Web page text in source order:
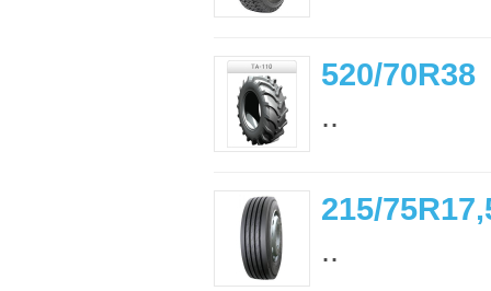
520/70R38
..
215/
..